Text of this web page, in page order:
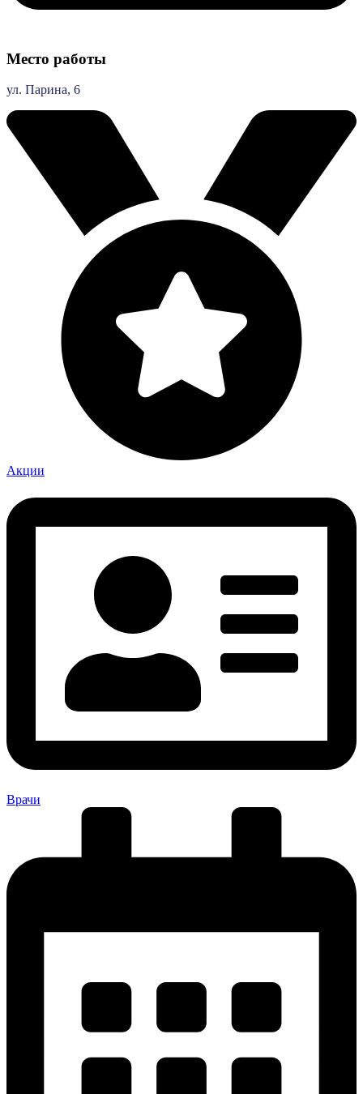
Место работы
ул. Парина, 6
Акции
Врачи